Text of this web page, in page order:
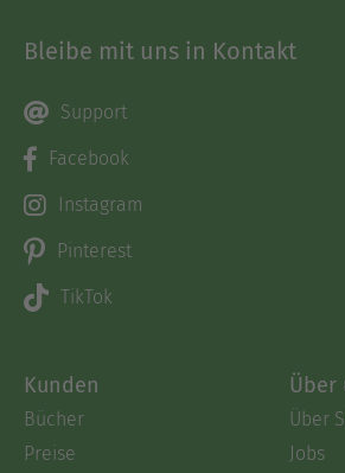
Bleibe mit uns in Kontakt
Support
Facebook
Instagram
Pinterest
TikTok
Kunden
Bücher
Preise
Über
Über
Jobs